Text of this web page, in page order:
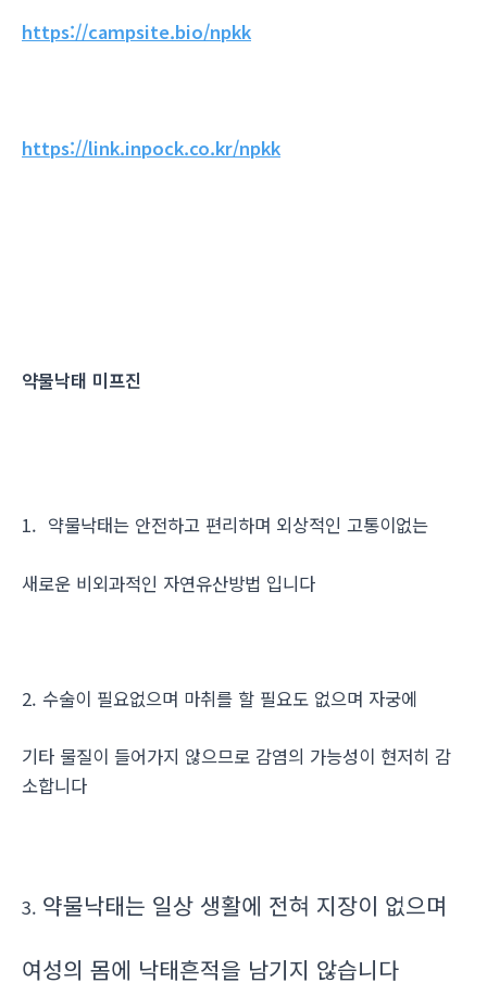
https://campsite.bio/npkk
https://link.inpock.co.kr/npkk
약물낙태 미프진
1. 약물낙태는 안전하고 편리하며 외상적인 고통이없는
새로운 비외과적인 자연유산방법 입니다
2. 수술이 필요없으며 마취를 할 필요도 없으며 자궁에
기타 물질이 들어가지 않으므로 감염의 가능성이 현저히 감
소합니다
3. 약물낙태는 일상 생활에 전혀 지장이 없으며
여성의 몸에 낙태흔적을 남기지 않습니다